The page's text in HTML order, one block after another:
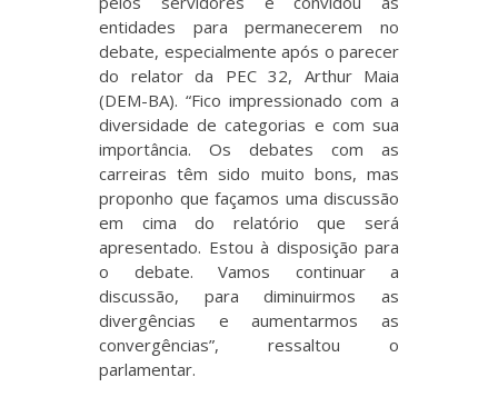
entidades para permanecerem no
debate, especialmente após o parecer
do relator da PEC 32, Arthur Maia
(DEM-BA). “Fico impressionado com a
diversidade de categorias e com sua
importância. Os debates com as
carreiras têm sido muito bons, mas
proponho que façamos uma discussão
em cima do relatório que será
apresentado. Estou à disposição para
o debate. Vamos continuar a
discussão, para diminuirmos as
divergências e aumentarmos as
convergências”, ressaltou o
parlamentar.